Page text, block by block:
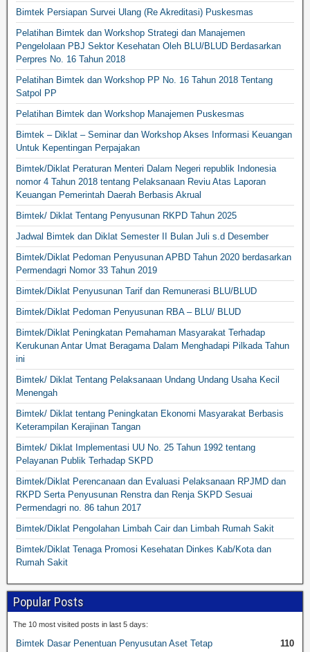
Bimtek Persiapan Survei Ulang (Re Akreditasi) Puskesmas
Pelatihan Bimtek dan Workshop Strategi dan Manajemen
Pengelolaan PBJ Sektor Kesehatan Oleh BLU/BLUD Berdasarkan
Perpres No. 16 Tahun 2018
Pelatihan Bimtek dan Workshop PP No. 16 Tahun 2018 Tentang
Satpol PP
Pelatihan Bimtek dan Workshop Manajemen Puskesmas
Bimtek – Diklat – Seminar dan Workshop Akses Informasi Keuangan
Untuk Kepentingan Perpajakan
Bimtek/Diklat Peraturan Menteri Dalam Negeri republik Indonesia
nomor 4 Tahun 2018 tentang Pelaksanaan Reviu Atas Laporan
Keuangan Pemerintah Daerah Berbasis Akrual
Bimtek/ Diklat Tentang Penyusunan RKPD Tahun 2025
Jadwal Bimtek dan Diklat Semester II Bulan Juli s.d Desember
Bimtek/Diklat Pedoman Penyusunan APBD Tahun 2020 berdasarkan
Permendagri Nomor 33 Tahun 2019
Bimtek/Diklat Penyusunan Tarif dan Remunerasi BLU/BLUD
Bimtek/Diklat Pedoman Penyusunan RBA – BLU/ BLUD
Bimtek/Diklat Peningkatan Pemahaman Masyarakat Terhadap
Kerukunan Antar Umat Beragama Dalam Menghadapi Pilkada Tahun
ini
Bimtek/ Diklat Tentang Pelaksanaan Undang Undang Usaha Kecil
Menengah
Bimtek/ Diklat tentang Peningkatan Ekonomi Masyarakat Berbasis
Keterampilan Kerajinan Tangan
Bimtek/ Diklat Implementasi UU No. 25 Tahun 1992 tentang
Pelayanan Publik Terhadap SKPD
Bimtek/Diklat Perencanaan dan Evaluasi Pelaksanaan RPJMD dan
RKPD Serta Penyusunan Renstra dan Renja SKPD Sesuai
Permendagri no. 86 tahun 2017
Bimtek/Diklat Pengolahan Limbah Cair dan Limbah Rumah Sakit
Bimtek/Diklat Tenaga Promosi Kesehatan Dinkes Kab/Kota dan
Rumah Sakit
Popular Posts
The 10 most visited posts in last 5 days:
Bimtek Dasar Penentuan Penyusutan Aset Tetap
110